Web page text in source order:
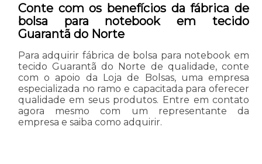
Conte com os benefícios da fábrica de
bolsa para notebook em tecido
Guarantã do Norte
Para adquirir fábrica de bolsa para notebook em
tecido Guarantã do Norte de qualidade, conte
com o apoio da Loja de Bolsas, uma empresa
especializada no ramo e capacitada para oferecer
qualidade em seus produtos. Entre em contato
agora mesmo com um representante da
empresa e saiba como adquirir.